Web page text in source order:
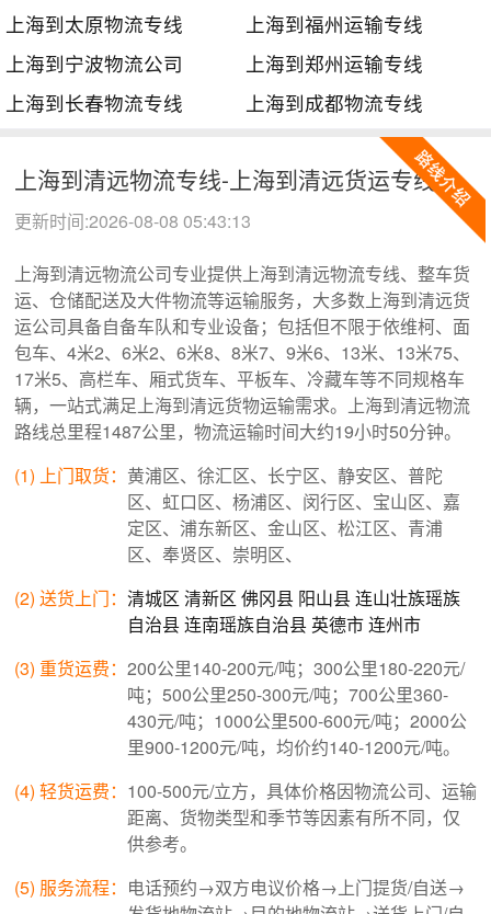
上海到太原物流专线
上海到福州运输专线
上海到宁波物流公司
上海到郑州运输专线
上海到长春物流专线
上海到成都物流专线
上海到清远物流专线-上海到清远货运专线
更新时间:2026-08-08 05:43:13
上海到清远物流公司专业提供上海到清远物流专线、整车货
运、仓储配送及大件物流等运输服务，大多数上海到清远货
运公司具备自备车队和专业设备；包括但不限于依维柯、面
包车、4米2、6米2、6米8、8米7、9米6、13米、13米75、
17米5、高栏车、厢式货车、平板车、冷藏车等不同规格车
辆，一站式满足上海到清远货物运输需求。上海到清远物流
路线总里程1487公里，物流运输时间大约19小时50分钟。
(1) 上门取货： 黄浦区、徐汇区、长宁区、静安区、普陀
区、虹口区、杨浦区、闵行区、宝山区、嘉
定区、浦东新区、金山区、松江区、青浦
区、奉贤区、崇明区、
(2) 送货上门： 清城区 清新区 佛冈县 阳山县连山壮族瑶族
自治县连南瑶族自治县 英德市连州市
(3) 重货运费： 200公里140-200元/吨；300公里180-220元/
吨；500公里250-300元/吨；700公里360-
430元/吨；1000公里500-600元/吨；2000公
里900-1200元/吨，均价约140-1200元/吨。
(4) 轻货运费： 100-500元/立方，具体价格因物流公司、运输
距离、货物类型和季节等因素有所不同，仅
供参考。
(5) 服务流程： 电话预约→双方电议价格→上门提货/自送→